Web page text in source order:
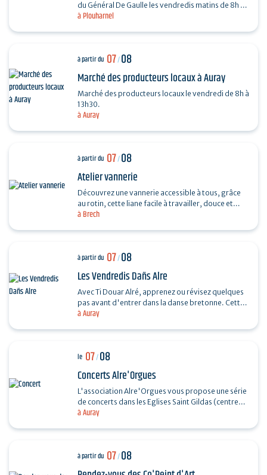
à Plouharnel
du Général De Gaulle les vendredis matins de 8h à
13h.
à Auray
à partir du 07/08
Marché des producteurs locaux à Auray
Marché des producteurs locaux le vendredi de 8h à
13h30.
à Brech
à partir du 07/08
Atelier vannerie
Découvrez une vannerie accessible à tous, grâce
au rotin, cette liane facile à travailler, douce et
à Auray
à partir du 07/08
Les Vendredis Dañs Alre
Avec Ti Douar Alré, apprenez ou révisez quelques
pas avant d'entrer dans la danse bretonne. Cette
initiation est suivie d'un fest-noz animé par un…
à Auray
le 07/08
Concerts Alre'Orgues
L'association Alre'Orgues vous propose une série
de concerts dans les Eglises Saint Gildas (centre-
à partir du 07/08